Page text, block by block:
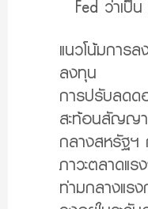
Fed ว่าเป็
แนวโน้มการ
ลงทุน
การปรับลดด
สะท้อนสัญญ
กลางสหรัฐฯ
ภาวะตลาดแ
ท่ามกลางแร